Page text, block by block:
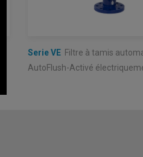
Serie VE Filtre à tamis
AutoFlush-Activé